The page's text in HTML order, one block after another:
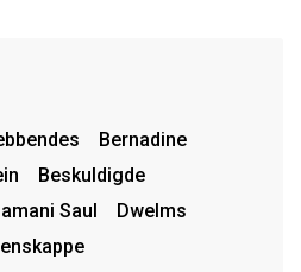
Bernadine
Beskuldigde
Saul
Dwelms